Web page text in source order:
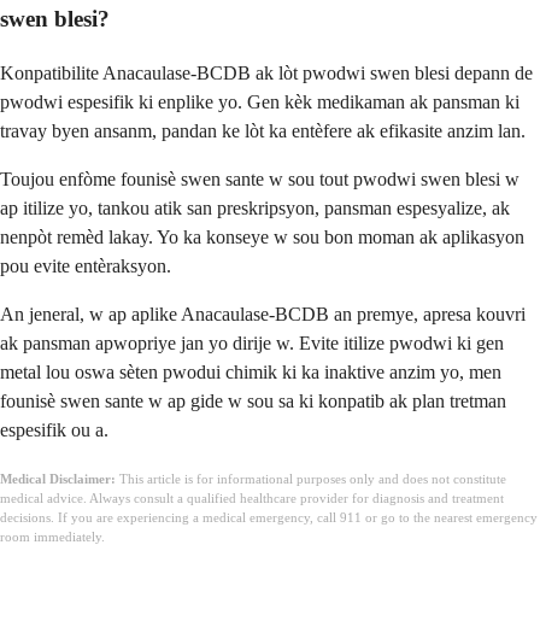
swen blesi?
Konpatibilite Anacaulase-BCDB ak lòt pwodwi swen blesi depann de
pwodwi espesifik ki enplike yo. Gen kèk medikaman ak pansman ki
travay byen ansanm, pandan ke lòt ka entèfere ak efikasite anzim lan.
Toujou enfòme founisè swen sante w sou tout pwodwi swen blesi w
ap itilize yo, tankou atik san preskripsyon, pansman espesyalize, ak
nenpòt remèd lakay. Yo ka konseye w sou bon moman ak aplikasyon
pou evite entèraksyon.
An jeneral, w ap aplike Anacaulase-BCDB an premye, apresa kouvri
ak pansman apwopriye jan yo dirije w. Evite itilize pwodwi ki gen
metal lou oswa sèten pwodui chimik ki ka inaktive anzim yo, men
founisè swen sante w ap gide w sou sa ki konpatib ak plan tretman
espesifik ou a.
Medical Disclaimer: This article is for informational purposes only and does not constitute
medical advice. Always consult a qualified healthcare provider for diagnosis and treatment
decisions. If you are experiencing a medical emergency, call 911 or go to the nearest emergency
room immediately.